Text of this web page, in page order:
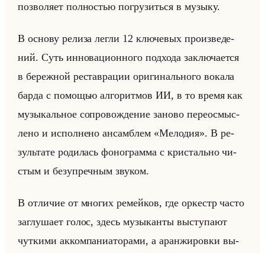
поз­во­ля­ет пол­но­стью по­гру­зиться в му­зы­ку.
В ос­но­ву ре­ли­за легли 12 клю­че­вых про­из­ве­де­
ний. Суть ин­но­ва­ци­он­но­го под­хо­да за­клю­ча­ет­ся
в бе­реж­ной ре­став­ра­ции ори­ги­нально­го во­ка­ла
барда с по­мо­щью ал­го­рит­мов ИИ, в то время как
му­зы­кальное со­про­вож­де­ние за­но­во пе­ре­осмыс­
ле­но и ис­пол­не­но ан­сам­блем «Мелодия». В ре­
зульта­те ро­ди­лась фо­но­грам­ма с кри­стально чи­
стым и без­упреч­ным зву­ком.
В от­ли­чие от мно­гих ре­мейков, где ор­кестр часто
за­глу­ша­ет голос, здесь му­зы­кан­ты вы­сту­па­ют
чут­ки­ми ак­ком­па­ни­ато­ра­ми, а аран­жи­ров­ки вы­